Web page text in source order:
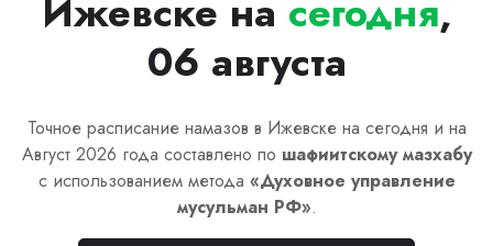
Ижевске на сегодня,
06 августа
Точное расписание намазов в Ижевске на сегодня и на
Август 2026 года составлено по шафиитскомумазхабу
с использованием метода «Духовное управление
мусульман РФ».